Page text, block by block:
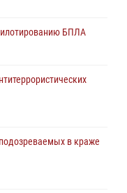
БПЛА
в краже